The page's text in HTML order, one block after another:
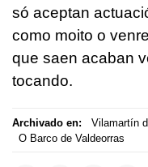
só aceptan
como moito o
que saen acaban
tocando.
Archivado en: Vilamartín
O Barco de Valdeorras